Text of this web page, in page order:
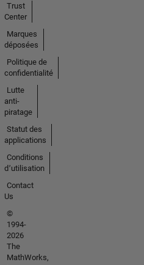
Trust
Center
Marques
déposées
Politique de
confidentialité
Lutte
anti-
piratage
Statut des
applications
Conditions
d՚utilisation
Contact
Us
©
1994-
2026
The
MathWorks,